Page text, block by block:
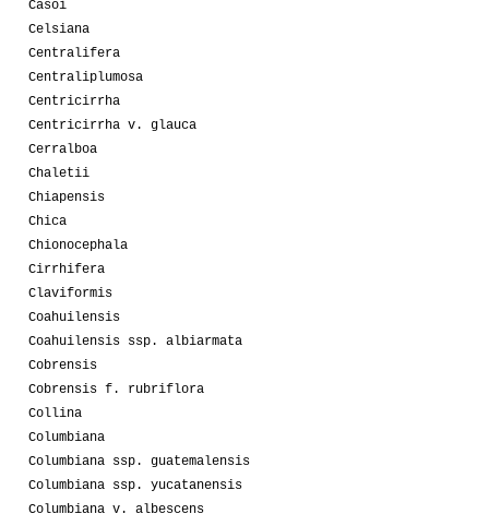
Casoi
Celsiana
Centralifera
Centraliplumosa
Centricirrha
Centricirrha v. glauca
Cerralboa
Chaletii
Chiapensis
Chica
Chionocephala
Cirrhifera
Claviformis
Coahuilensis
Coahuilensis ssp. albiarmata
Cobrensis
Cobrensis f. rubriflora
Collina
Columbiana
Columbiana ssp. guatemalensis
Columbiana ssp. yucatanensis
Columbiana v. albescens